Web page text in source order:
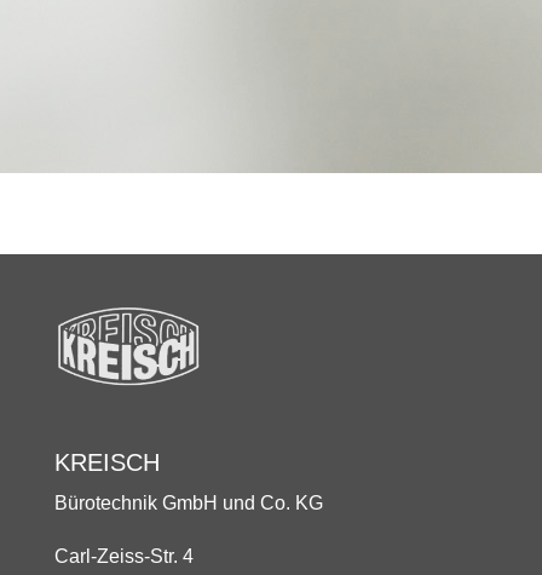
KREISCH
Bürotechnik GmbH und Co. KG
Carl-Zeiss-Str. 4